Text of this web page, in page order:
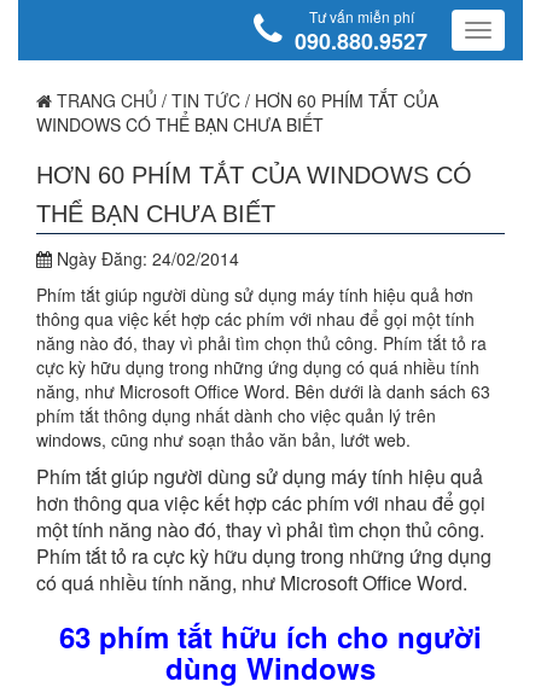
Tư vấn miễn phí
090.880.9527
TRANG CHỦ / TIN TỨC / HƠN 60 PHÍM TẮT CỦA
WINDOWS CÓ THỂ BẠN CHƯA BIẾT
HƠN 60 PHÍM TẮT CỦA WINDOWS CÓ
THỂ BẠN CHƯA BIẾT
Ngày Đăng: 24/02/2014
Phím tắt giúp người dùng sử dụng máy tính hiệu quả hơn
thông qua việc kết hợp các phím với nhau để gọi một tính
năng nào đó, thay vì phải tìm chọn thủ công. Phím tắt tỏ ra
cực kỳ hữu dụng trong những ứng dụng có quá nhiều tính
năng, như Microsoft Office Word. Bên dưới là danh sách 63
phím tắt thông dụng nhất dành cho việc quản lý trên
windows, cũng như soạn thảo văn bản, lướt web.
Phím tắt giúp người dùng sử dụng máy tính hiệu quả
hơn thông qua việc kết hợp các phím với nhau để gọi
một tính năng nào đó, thay vì phải tìm chọn thủ công.
Phím tắt tỏ ra cực kỳ hữu dụng trong những ứng dụng
có quá nhiều tính năng, như Microsoft Office Word.
63 phím tắt hữu ích cho người
dùng Windows